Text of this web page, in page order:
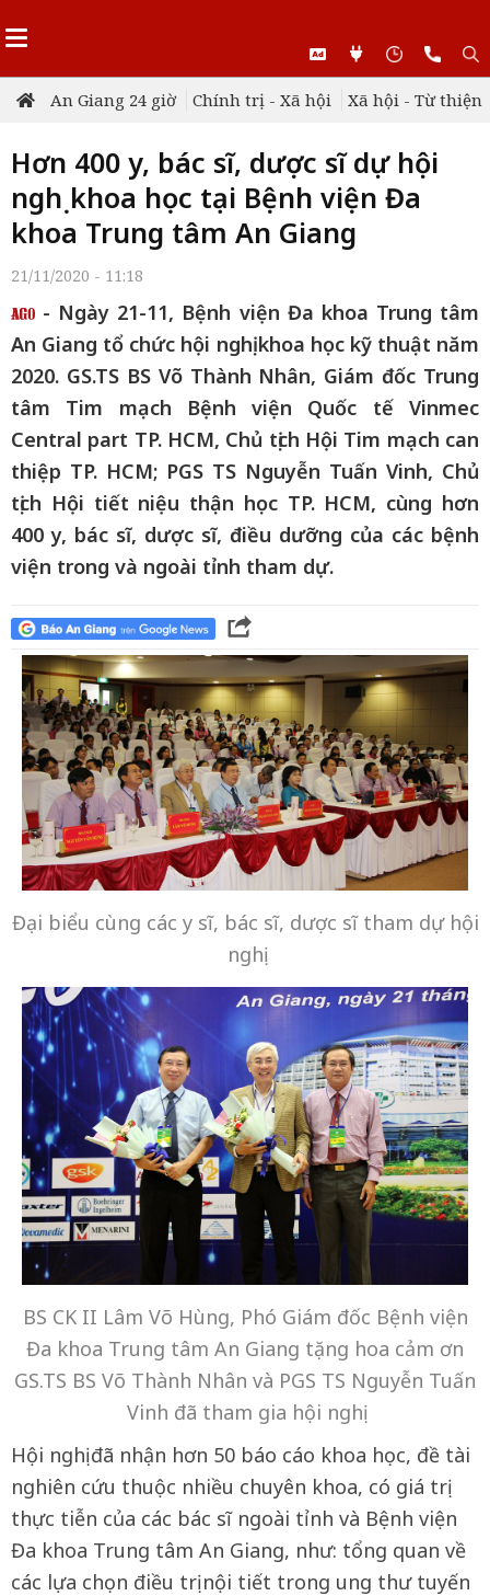
An Giang 24 giờ Chính trị - Xã hội Xã hội - Từ thiện
Hơn 400 y, bác sĩ, dược sĩ dự hội
nghị khoa học tại Bệnh viện Đa
khoa Trung tâm An Giang
21/11/2020 - 11:18
- Ngày 21-11, Bệnh viện Đa khoa Trung tâm
An Giang tổ chức hội nghị khoa học kỹ thuật năm
2020. GS.TS BS Võ Thành Nhân, Giám đốc Trung
tâm Tim mạch Bệnh viện Quốc tế Vinmec
Central part TP. HCM, Chủ tịch Hội Tim mạch can
thiệp TP. HCM; PGS TS Nguyễn Tuấn Vinh, Chủ
tịch Hội tiết niệu thận học TP. HCM, cùng hơn
400 y, bác sĩ, dược sĩ, điều dưỡng của các bệnh
viện trong và ngoài tỉnh tham dự.
Đại biểu cùng các y sĩ, bác sĩ, dược sĩ tham dự hội
nghị
BS CK II Lâm Võ Hùng, Phó Giám đốc Bệnh viện
Đa khoa Trung tâm An Giang tặng hoa cảm ơn
GS.TS BS Võ Thành Nhân và PGS TS Nguyễn Tuấn
Vinh đã tham gia hội nghị
Hội nghị đã nhận hơn 50 báo cáo khoa học, đề tài
nghiên cứu thuộc nhiều chuyên khoa, có giá trị
thực tiễn của các bác sĩ ngoài tỉnh và Bệnh viện
Đa khoa Trung tâm An Giang, như: tổng quan về
các lựa chọn điều trị nội tiết trong ung thư tuyến